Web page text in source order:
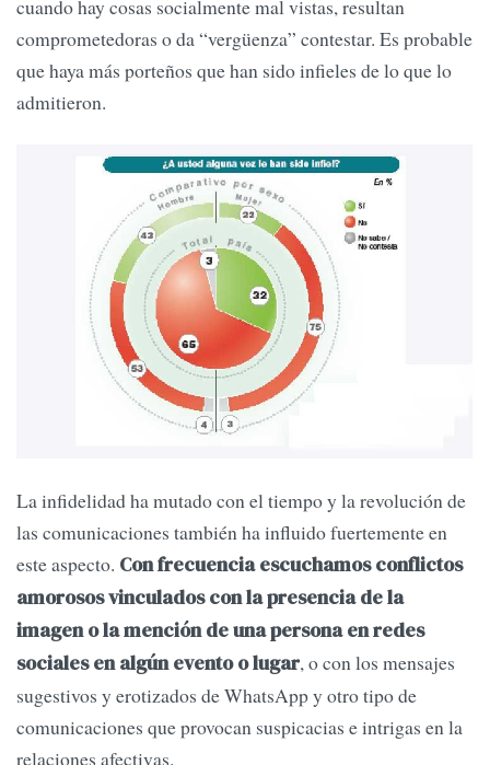
cuando hay cosas socialmente mal vistas, resultan
comprometedoras o da “vergüenza” contestar. Es probable
que haya más porteños que han sido infieles de lo que lo
admitieron.
La infidelidad ha mutado con el tiempo y la revolución de
las comunicaciones también ha influido fuertemente en
este aspecto. Con frecuencia escuchamos conflictos
amorosos vinculados con la presencia de la
imagen o la mención de una persona en redes
sociales en algún evento o lugar, o con los mensajes
sugestivos y erotizados de WhatsApp y otro tipo de
comunicaciones que provocan suspicacias e intrigas en la
relaciones afectivas.